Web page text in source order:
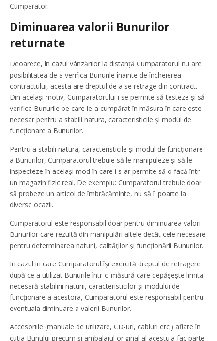
Cumparator.
Diminuarea valorii Bunurilor
returnate
Deoarece, în cazul vânzărilor la distanță Cumparatorul nu are
posibilitatea de a verifica Bunurile înainte de încheierea
contractului, acesta are dreptul de a se retrage din contract.
Din același motiv, Cumparatorului i se permite să testeze și să
verifice Bunurile pe care le-a cumpărat în măsura în care este
necesar pentru a stabili natura, caracteristicile și modul de
funcționare a Bunurilor.
Pentru a stabili natura, caracteristicile și modul de funcționare
a Bunurilor, Cumparatorul trebuie să le manipuleze și să le
inspecteze în același mod în care i s-ar permite să o facă într-
un magazin fizic real. De exemplu: Cumparatorul trebuie doar
să probeze un articol de îmbrăcăminte, nu să îl poarte la
diverse ocazii.
Cumparatorul este responsabil doar pentru diminuarea valorii
Bunurilor care rezultă din manipulări altele decât cele necesare
pentru determinarea naturii, calităților și funcționării Bunurilor.
In cazul in care Cumparatorul își exercită dreptul de retragere
după ce a utilizat Bunurile într-o măsură care depășește limita
necesară stabilirii naturii, caracteristicilor și modului de
funcționare a acestora, Cumparatorul este responsabil pentru
eventuala diminuare a valorii Bunurilor.
Accesoriile (manuale de utilizare, CD-uri, cabluri etc.) aflate în
cutia Bunului precum și ambalajul original al acestuia fac parte